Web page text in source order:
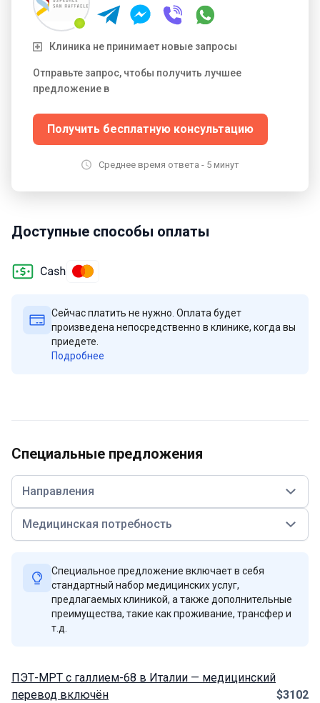
Клиника не принимает новые запросы
Отправьте запрос, чтобы получить лучшее
предложение в
Получить бесплатную консультацию
Среднее время ответа - 5 минут
Доступные способы оплаты
Сейчас платить не нужно. Оплата будет
произведена непосредственно в клинике, когда вы
приедете.
Подробнее
Специальные предложения
Направления
Медицинская потребность
Специальное предложение включает в себя
стандартный набор медицинских услуг,
предлагаемых клиникой, а также дополнительные
преимущества, такие как проживание, трансфер и
т.д.
ПЭТ-МРТ с галлием-68 в Италии — медицинский
перевод включён
$3102